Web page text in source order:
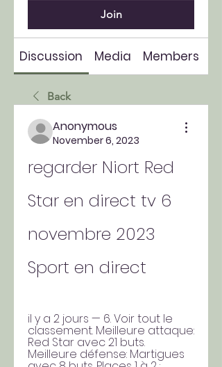
Join
Discussion Media Members
Back
Anonymous
November 6, 2023
regarder Niort Red
Star en direct tv 6
novembre 2023
Sport en direct
il y a 2 jours — 6. Voir tout le
classement. Meilleure attaque:
Red Star avec 21 buts.
Meilleure défense: Martigues